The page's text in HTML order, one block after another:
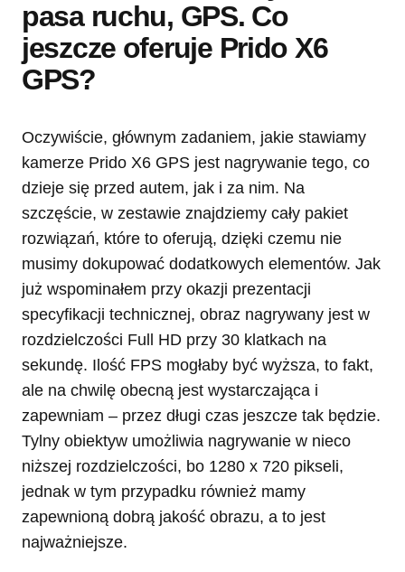
pasa ruchu, GPS. Co
jeszcze oferuje Prido X6
GPS?
Oczywiście, głównym zadaniem, jakie stawiamy
kamerze Prido X6 GPS jest nagrywanie tego, co
dzieje się przed autem, jak i za nim. Na
szczęście, w zestawie znajdziemy cały pakiet
rozwiązań, które to oferują, dzięki czemu nie
musimy dokupować dodatkowych elementów. Jak
już wspominałem przy okazji prezentacji
specyfikacji technicznej, obraz nagrywany jest w
rozdzielczości Full HD przy 30 klatkach na
sekundę. Ilość FPS mogłaby być wyższa, to fakt,
ale na chwilę obecną jest wystarczająca i
zapewniam – przez długi czas jeszcze tak będzie.
Tylny obiektyw umożliwia nagrywanie w nieco
niższej rozdzielczości, bo 1280 x 720 pikseli,
jednak w tym przypadku również mamy
zapewnioną dobrą jakość obrazu, a to jest
najważniejsze.